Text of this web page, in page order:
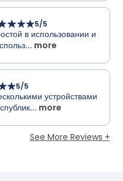
5/5
в использовании и
... more
5/5
устройствами
... more
See More Reviews +